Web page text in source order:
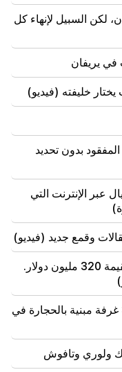
رئيس كولومبيا
وأزواجهن؟
مع تساروكيان.
بمبلغ المكافأة،
لكن السبيل لإنهاء كل
يريفان
خليفته (فيديو)
سيكون من الممكن العثور على iPhone المفقود بدون تحديد
عبر الإنترنت التي
وقمع جديد (فيديو)
وستحصل الحكومة على قروض جديدة بقيمة 320 مليون دولار.
تم العثور على مجمع قديم يتكون من 34 غرفة مبنية بالحجارة في
ولوري وتافوش